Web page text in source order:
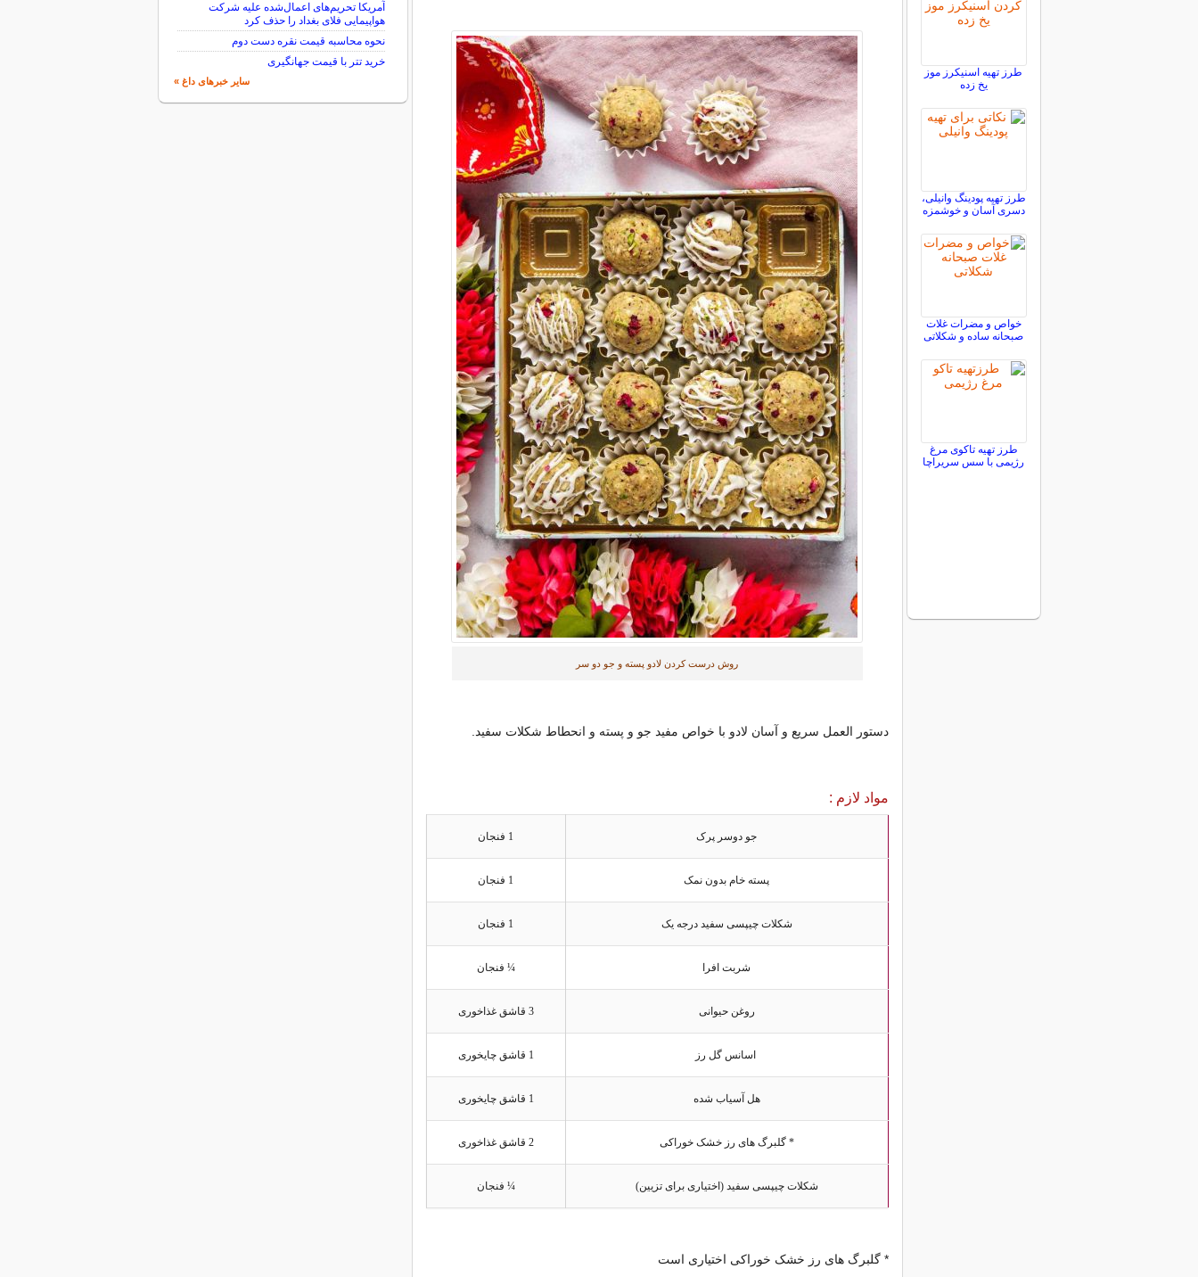
روش درست کردن لادو پسته و جو دو سر
دستور العمل سریع و آسان لادو با خواص مفید جو و پسته و انحطاط شکلات سفید.
مواد لازم :
جو دوسر پرک 1 فنجان
پسته خام بدون نمک 1 فنجان
شکلات چیپسی سفید درجه یک 1 فنجان
شربت افرا ¼ فنجان
روغن حیوانی 3 قاشق غذاخوری
اسانس گل رز 1 قاشق چایخوری
هل آسیاب شده 1 قاشق چایخوری
* گلبرگ های رز خشک خوراکی 2 قاشق غذاخوری
شکلات چیپسی سفید (اختیاری برای تزیین) ¼ فنجان
* گلبرگ های رز خشک خوراکی اختیاری است
طرز تهیه اسنیکرز موز
یخ زده
طرز تهیه پودینگ وانیلی،
دسری آسان و خوشمزه
خواص و مضرات غلات
صبحانه ساده و شکلاتی
طرز تهیه تاکوی مرغ
رژیمی با سس سریراچا
آمریکا تحریم‌های اعمال‌شده علیه شرکت
هواپیمایی فلای بغداد را حذف کرد
نحوه محاسبه قیمت نقره دست دوم
خرید تتر با قیمت جهانگیری
سایر خبرهای داغ »